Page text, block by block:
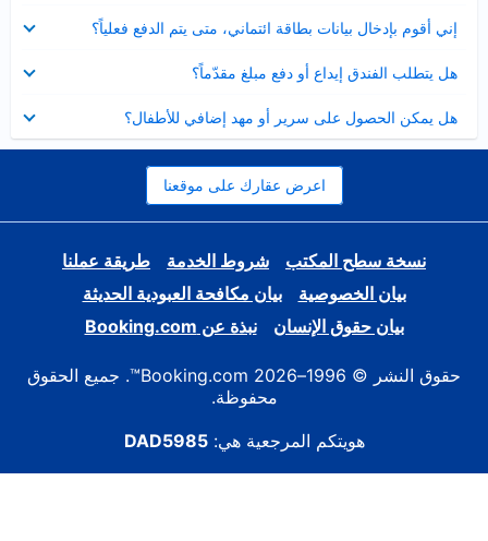
إني أقوم بإدخال بيانات بطاقة ائتماني، متى يتم الدفع فعلياً؟
مصغر
هل يتطلب الفندق إيداع أو دفع مبلغ مقدّماً؟
مصغر
هل يمكن الحصول على سرير أو مهد إضافي للأطفال؟
مصغر
اعرض عقارك على موقعنا
نسخة سطح المكتب شروط الخدمة
طريقة عملنا
بيان الخصوصية
بيان مكافحة العبودية الحديثة
بيان حقوق الإنسان
نبذة عن Booking.com
حقوق النشر © 1996–2026 Booking.com™. جميع الحقوق
محفوظة.
هويتكم المرجعية هي:DAD5985